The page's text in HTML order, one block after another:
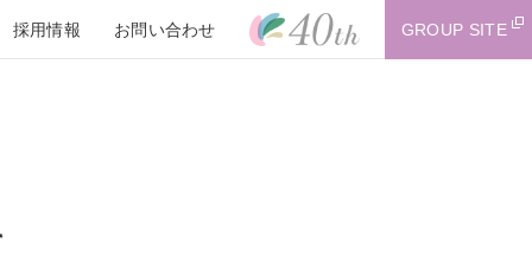
採用情報 お問い合わせ GROUP SITE